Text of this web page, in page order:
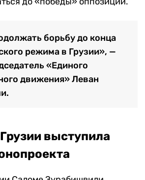
Mtavari со ссылкой на МВД,